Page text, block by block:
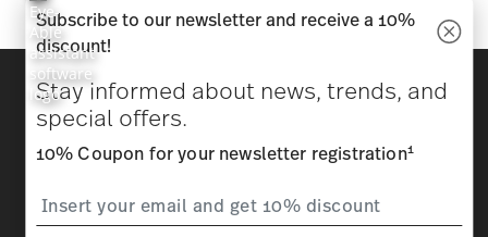
Beauty & functionality for your home
Homepage General terms and conditions
Privacy
Subscribe to our newsletter and receive a 10%
discount!
Stay informed about news, trends, and
special offers.
10% Coupon for your newsletter registration1